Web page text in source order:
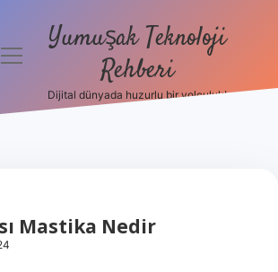
menüyüYumuşak Teknoloji
Rehberi
Dijital dünyada huzurlu bir yolculuk!
Mastika Nedir